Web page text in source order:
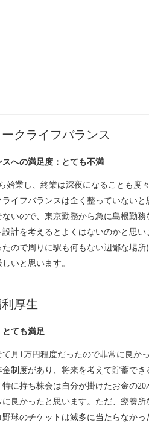
クライフバランス
スへの満足度：とても不満
始業し、終業は深夜になることも度
イフバランスは全く整っていない
いので、東京勤務から急に島根勤
計を考えるとよくはないのかと思
ので周りに駅も何もない辺鄙な場
いと思います。
厚生
とても満足
月1万円程度だったので非常に良か
制度があり、将来を考えて貯蓄で
に持ち株会は自分が掛けたお金の
良かったと思います。ただ、療養
球のチケットは滅多に当たらなか